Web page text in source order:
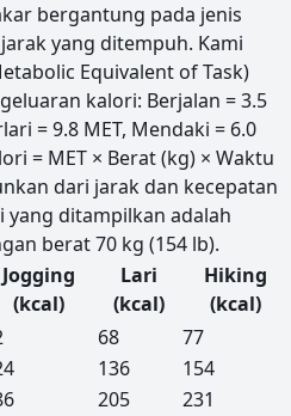
bergantung pada jenis
yang ditempuh. Kami
Equivalent of Task)
kalori: Berjalan = 3.5
= 9.8 MET, Mendaki = 6.0
= MET × Berat (kg) × Waktu
dari jarak dan kecepatan
yang ditampilkan adalah
berat 70 kg (154 lb).
jumlah langkah dan aktivitas
Jogging
(kcal)
Lari
(kcal)
Hiking
(kcal)
68
77
136
154
205
231